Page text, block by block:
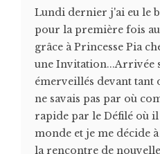
Lundi dernier j'ai eu le
pour la première fois
grâce à Princesse Pia
une Invitation...Arrivée
émerveillés devant tant
ne savais pas par où
rapide par le Défilé où
monde et je me décide
la rencontre de